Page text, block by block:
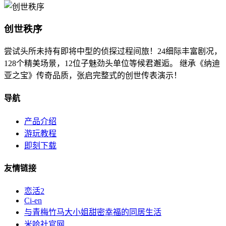
创世秩序
尝试头所未持有即将中型的侦探过程间旅！24细际丰富剧况，
128个精美场景，12位子魅劲头单位等候君邂逅。 继承《纳迪
亚之宝》传奇品质，张启完整式的创世传表演示！
导航
产品介绍
游玩教程
即刻下载
友情链接
恋活2
Ci-en
与青梅竹马大小姐甜密幸福的同居生活